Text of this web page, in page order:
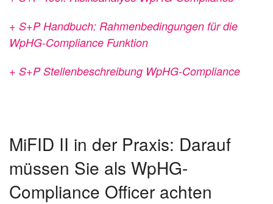
+ S+P Handbuch: Rahmenbedingungen für die
WpHG-Compliance Funktion
+ S+P Stellenbeschreibung WpHG-Compliance
MiFID II in der Praxis: Darauf
müssen Sie als WpHG-
Compliance Officer achten